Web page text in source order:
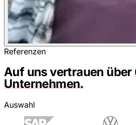
Referenzen
Auf uns vertrauen über
Unternehmen.
Auswahl